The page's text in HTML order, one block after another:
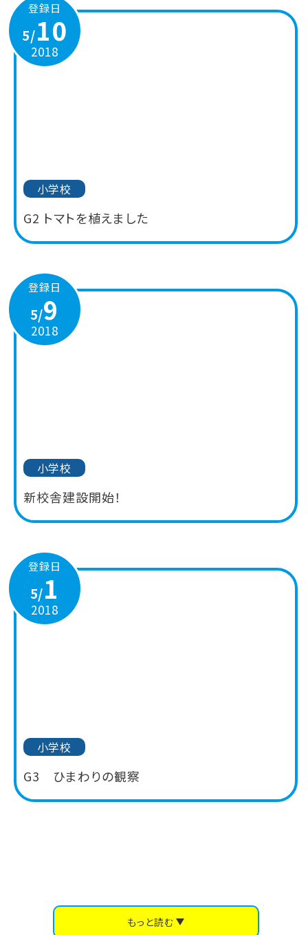
登録日
5/10
2018
小学校
G2 トマトを植えました
登録日
5/9
2018
小学校
新校舎建設開始！
登録日
5/1
2018
小学校
G3 ひまわりの観察
もっと読む